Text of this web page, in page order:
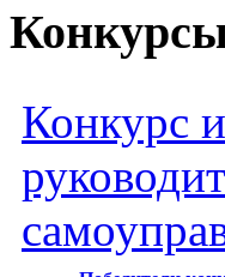
Конкурс